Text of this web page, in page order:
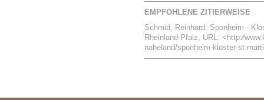
EMPFOHLENE ZITIERWEISE
Schmid, Reinhard: Sponheim -
Rheinland-Pfalz, URL:
naheland/sponheim-kloster-st-